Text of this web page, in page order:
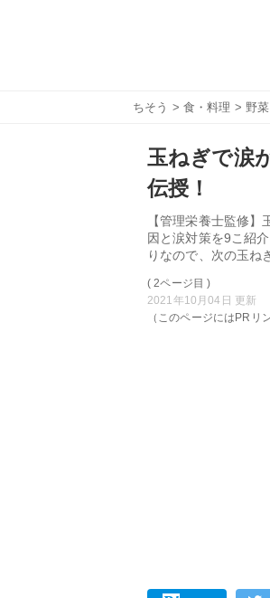
ちそう > 食・料理 > 野菜
玉ねぎで涙
伝授！
【管理栄養士監修
因と涙対策を9こ紹
りなので、次の玉ね
( 2ページ目 )
2021年10月04日 更新
（このページにはPRリ